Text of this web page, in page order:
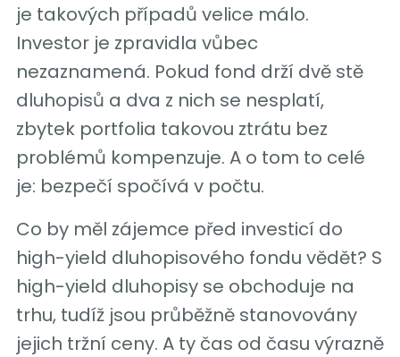
je takových případů velice málo.
Investor je zpravidla vůbec
nezaznamená. Pokud fond drží dvě stě
dluhopisů a dva z nich se nesplatí,
zbytek portfolia takovou ztrátu bez
problémů kompenzuje. A o tom to celé
je: bezpečí spočívá v počtu.
Co by měl zájemce před investicí do
high-yield dluhopisového fondu vědět? S
high-yield dluhopisy se obchoduje na
trhu, tudíž jsou průběžně stanovovány
jejich tržní ceny. A ty čas od času výrazně